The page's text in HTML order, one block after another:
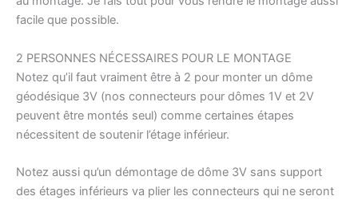
facile que possible.
2 PERSONNES NÉCESSAIRES POUR LE MONTAGE
Notez qu’il faut vraiment être à 2 pour monter un dôme
géodésique 3V (nos connecteurs pour dômes 1V et 2V
peuvent être montés seul) comme certaines étapes
nécessitent de soutenir l’étage inférieur.
Notez aussi qu’un démontage de dôme 3V sans support
des étages inférieurs va plier les connecteurs qui ne seront